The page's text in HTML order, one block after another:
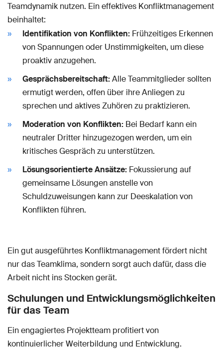
Teamdynamik nutzen. Ein effektives Konfliktmanagement
beinhaltet:
Identifikation von Konflikten: Frühzeitiges Erkennen
von Spannungen oder Unstimmigkeiten, um diese
proaktiv anzugehen.
Gesprächsbereitschaft:Alle Teammitglieder sollten
ermutigt werden, offen über ihre Anliegen zu
sprechen und aktives Zuhören zu praktizieren.
Moderation von Konflikten: Bei Bedarf kann ein
neutraler Dritter hinzugezogen werden, um ein
kritisches Gespräch zu unterstützen.
Lösungsorientierte Ansätze: Fokussierung auf
gemeinsame Lösungen anstelle von
Schuldzuweisungen kann zur Deeskalation von
Konflikten führen.
Ein gut ausgeführtes Konfliktmanagement fördert nicht
nur das Teamklima, sondern sorgt auch dafür, dass die
Arbeit nicht ins Stocken gerät.
Schulungen und Entwicklungsmöglichkeiten
für das Team
Ein engagiertes Projektteam profitiert von
kontinuierlicher Weiterbildung und Entwicklung.